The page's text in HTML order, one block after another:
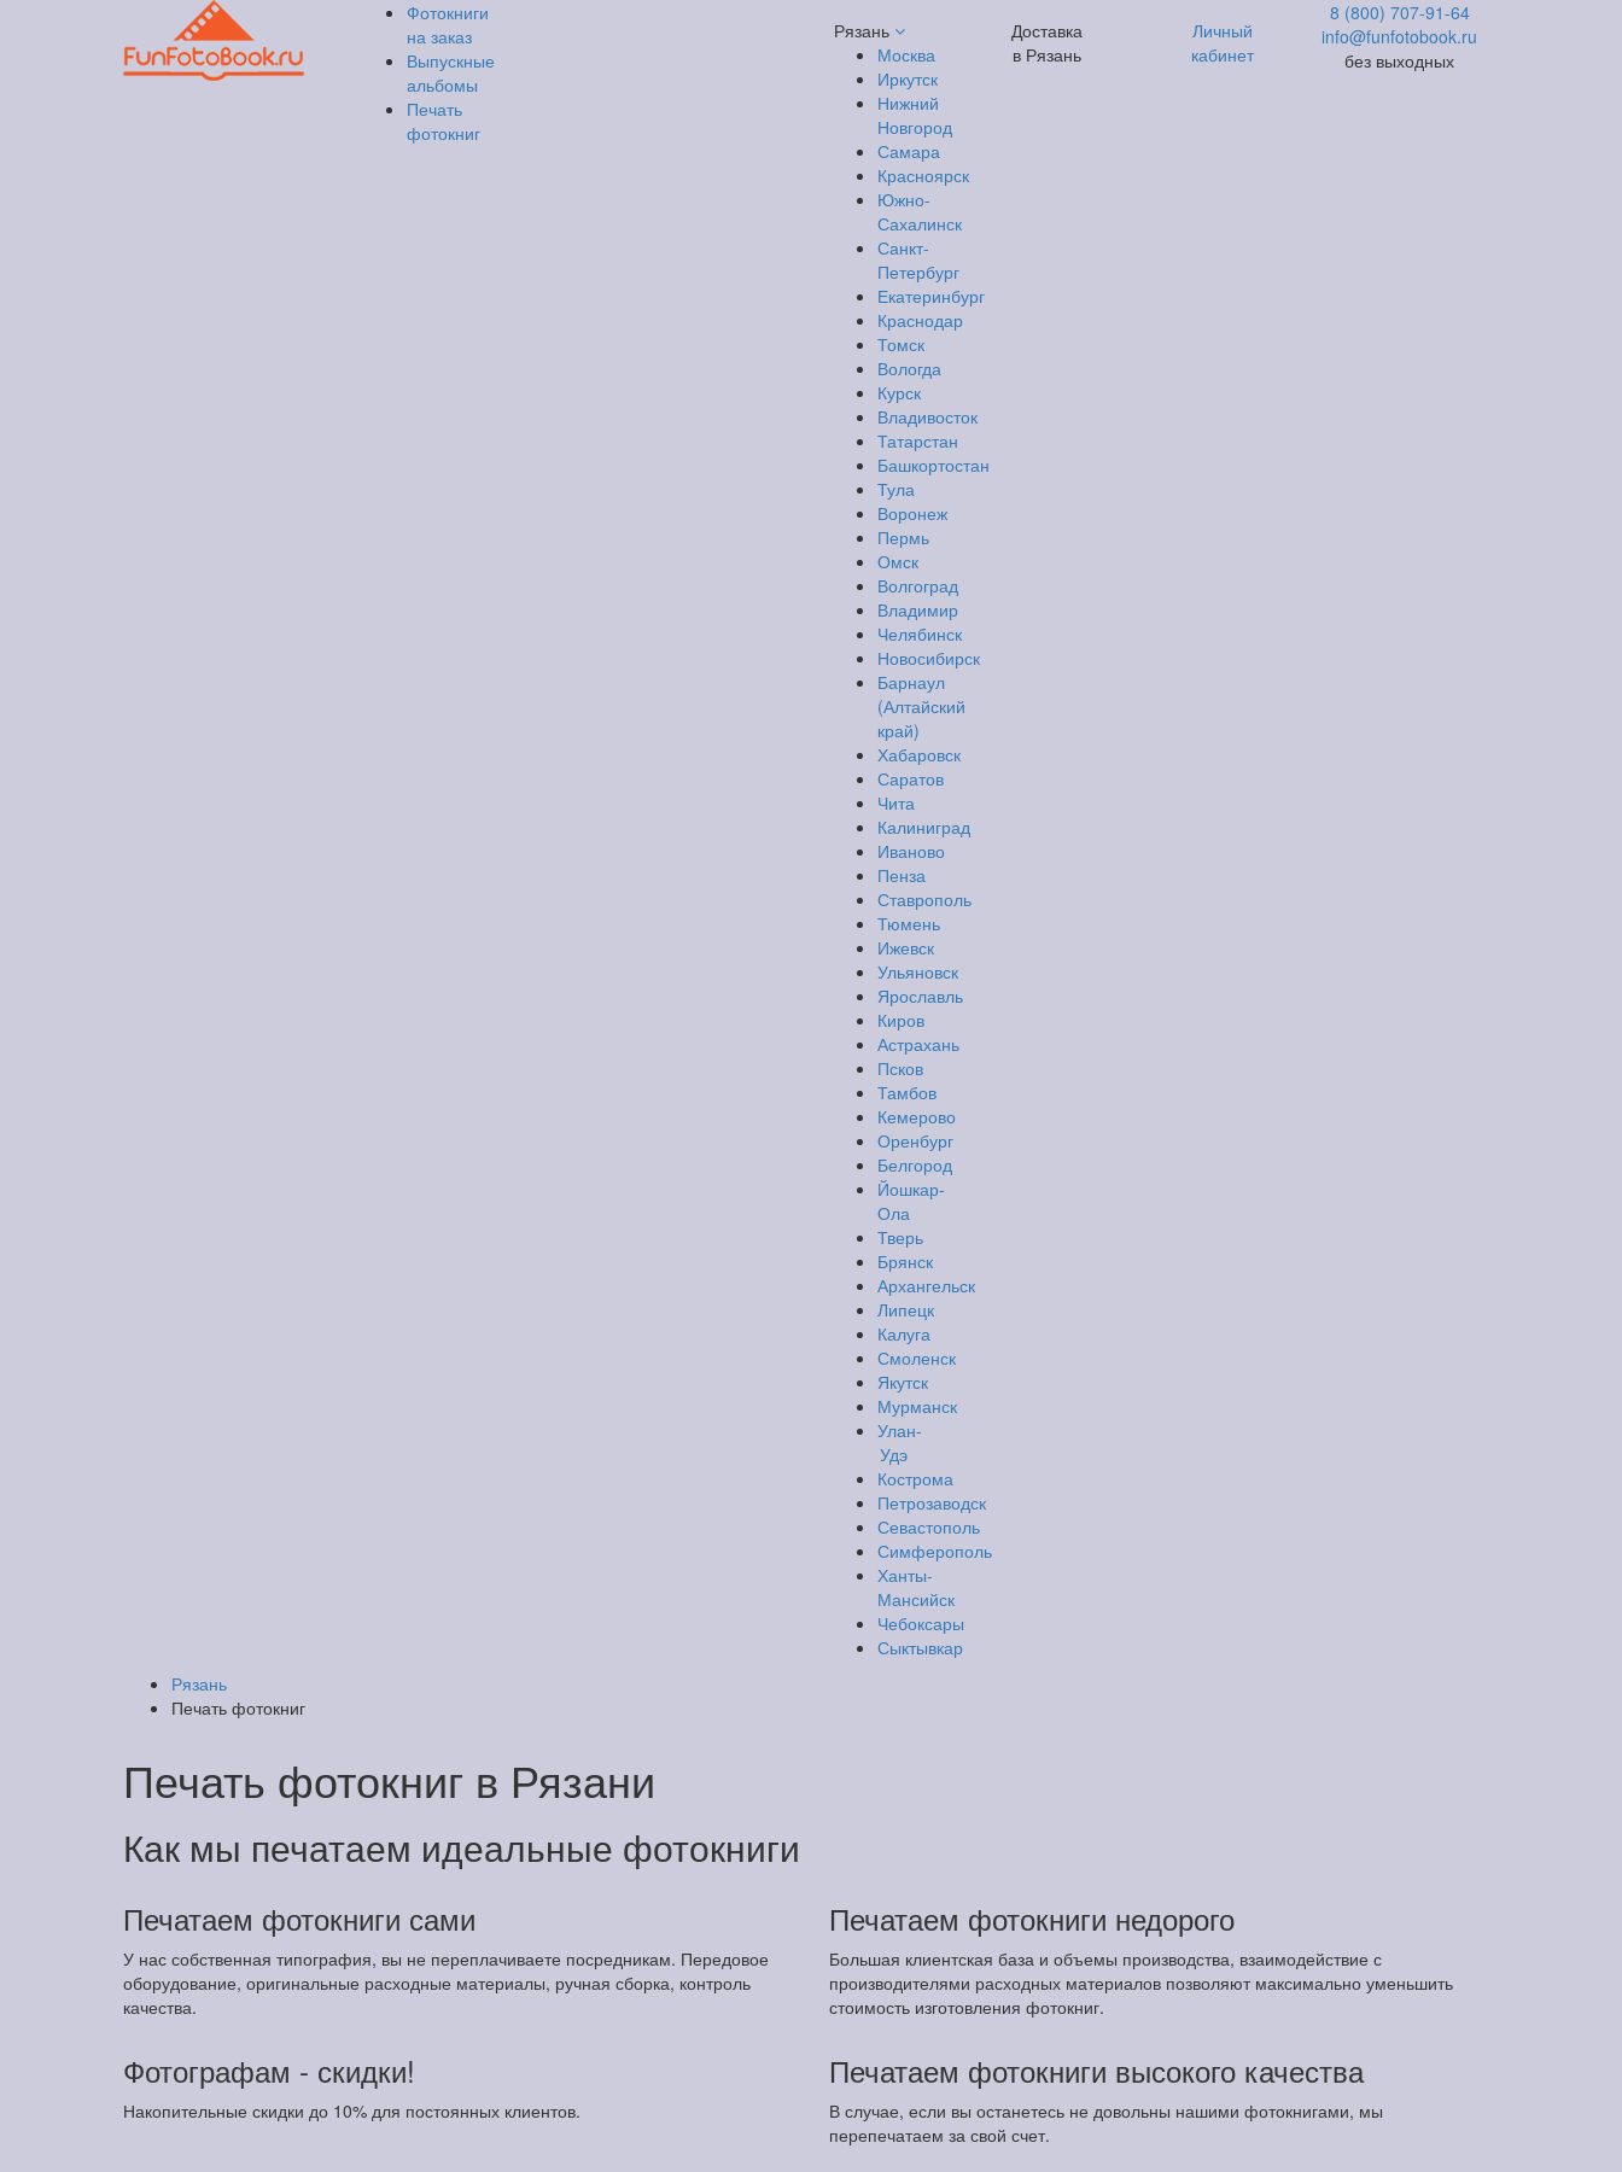
Фотокниги
на заказ
Выпускные
альбомы
Печать
фотокниг
Рязань
Москва
Иркутск
Нижний
Новгород
Самара
Красноярск
Южно-
Сахалинск
Санкт-
Петербург
Екатеринбург
Краснодар
Томск
Вологда
Курск
Владивосток
Татарстан
Башкортостан
Тула
Воронеж
Пермь
Омск
Волгоград
Владимир
Челябинск
Новосибирск
Барнаул
(Алтайский
край)
Хабаровск
Саратов
Чита
Калиниград
Иваново
Пенза
Ставрополь
Тюмень
Ижевск
Ульяновск
Ярославль
Киров
Астрахань
Псков
Тамбов
Кемерово
Оренбург
Белгород
Йошкар-
Ола
Тверь
Брянск
Архангельск
Липецк
Калуга
Смоленск
Якутск
Мурманск
Улан-
Удэ
Кострома
Петрозаводск
Севастополь
Симферополь
Ханты-
Мансийск
Чебоксары
Сыктывкар
Доставка
в Рязань
Личный
кабинет
8 (800) 707-91-64
info@funfotobook.ru
без выходных
Рязань
Печать фотокниг
Печать фотокниг в Рязани
Как мы печатаем идеальные фотокниги
Печатаем фотокниги сами
У нас собственная типография, вы не переплачиваете посредникам. Передовое
оборудование, оригинальные расходные материалы, ручная сборка, контроль
качества.
Печатаем фотокниги недорого
Большая клиентская база и объемы производства, взаимодействие с
производителями расходных материалов позволяют максимально уменьшить
стоимость изготовления фотокниг.
Фотографам - скидки!
Накопительные скидки до 10% для постоянных клиентов.
Печатаем фотокниги высокого качества
В случае, если вы останетесь не довольны нашими фотокнигами, мы
перепечатаем за свой счет.